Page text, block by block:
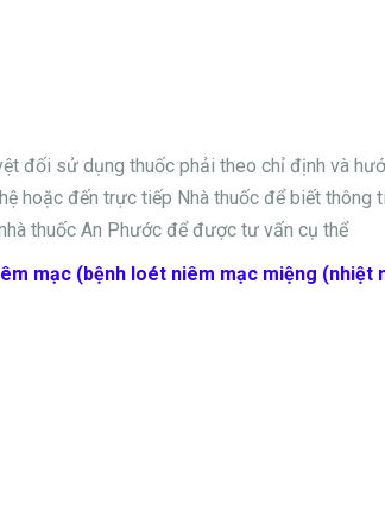
đối sử dụng thuốc phải theo chỉ định và
hoặc đến trực tiếp Nhà thuốc để biết thông
thuốc An Phước để được tư vấn cụ thể
mạc (bệnh loét niêm mạc miệng (nhiệt